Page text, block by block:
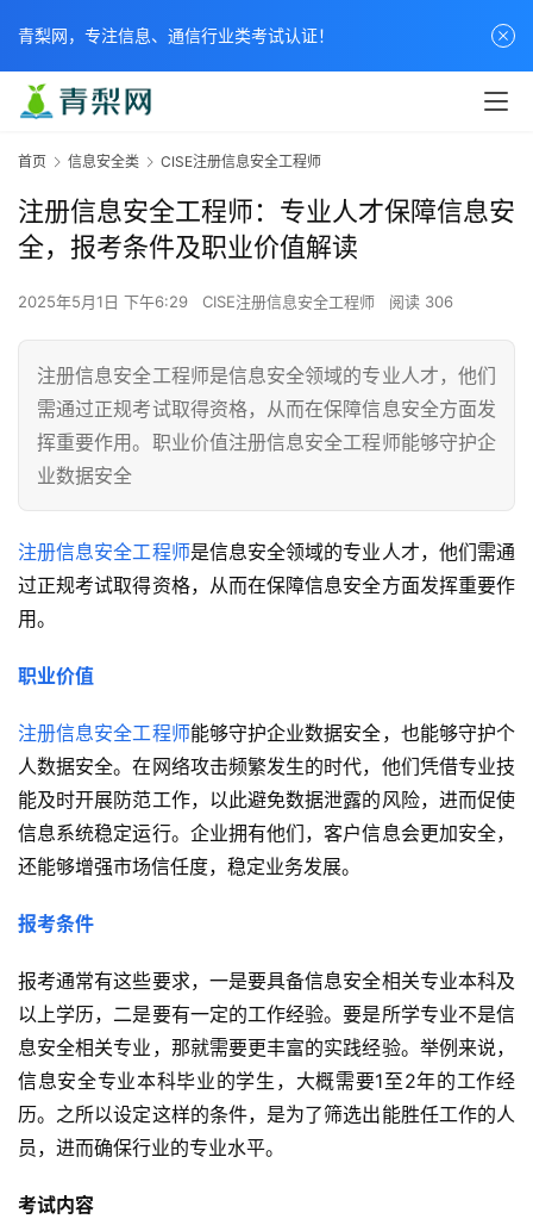
首页 信息安全类 CISE注册信息安全工程师
注册信息安全工程师：专业人才保障信息安
全，报考条件及职业价值解读
2025年5月1日 下午6:29 CISE注册信息安全工程师 阅读 306
注册信息安全工程师是信息安全领域的专业人才，他们
需通过正规考试取得资格，从而在保障信息安全方面发
挥重要作用。职业价值注册信息安全工程师能够守护企
业数据安全
注册信息安全工程师是信息安全领域的专业人才，他们需通
过正规考试取得资格，从而在保障信息安全方面发挥重要作
用。
职业价值
注册信息安全工程师能够守护企业数据安全，也能够守护个
人数据安全。在网络攻击频繁发生的时代，他们凭借专业技
能及时开展防范工作，以此避免数据泄露的风险，进而促使
信息系统稳定运行。企业拥有他们，客户信息会更加安全，
还能够增强市场信任度，稳定业务发展。
报考条件
报考通常有这些要求，一是要具备信息安全相关专业本科及
以上学历，二是要有一定的工作经验。要是所学专业不是信
息安全相关专业，那就需要更丰富的实践经验。举例来说，
信息安全专业本科毕业的学生，大概需要1至2年的工作经
历。之所以设定这样的条件，是为了筛选出能胜任工作的人
员，进而确保行业的专业水平。
考试内容
青梨网，专注信息、通信行业类考试认证！